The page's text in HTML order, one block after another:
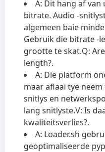
A: Dit hang af
bitrate. Audio -
algemeen baie
Gebruik die bitrate -
grootte te skat.Q:
length?.
A: Die platform
maar aflaai tye
snitlys en
lang snitlyste.V: Is
kwaliteitsverlies?.
A: Loader.sh
geoptimaliseerde